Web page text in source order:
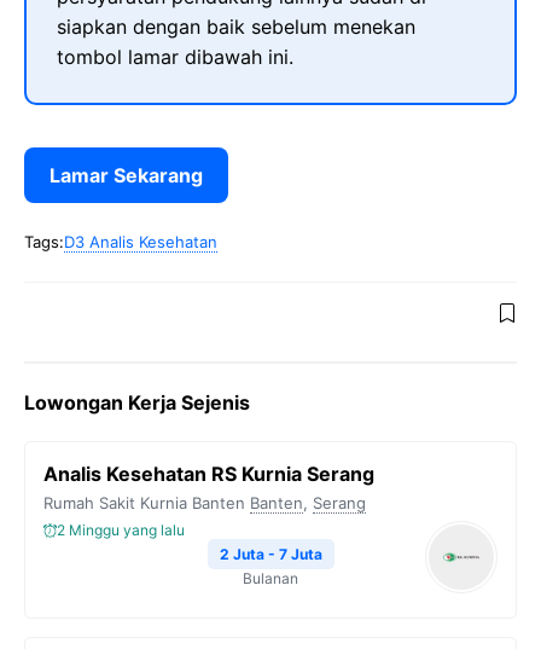
siapkan dengan baik sebelum menekan
tombol lamar dibawah ini.
Lamar Sekarang
Tags:D3 Analis Kesehatan
Lowongan Kerja Sejenis
Analis Kesehatan RS Kurnia Serang
Rumah Sakit Kurnia Banten Banten, Serang
2 Minggu yang lalu
2 Juta - 7 Juta
Bulanan